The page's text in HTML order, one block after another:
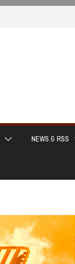
NEWS & RSS